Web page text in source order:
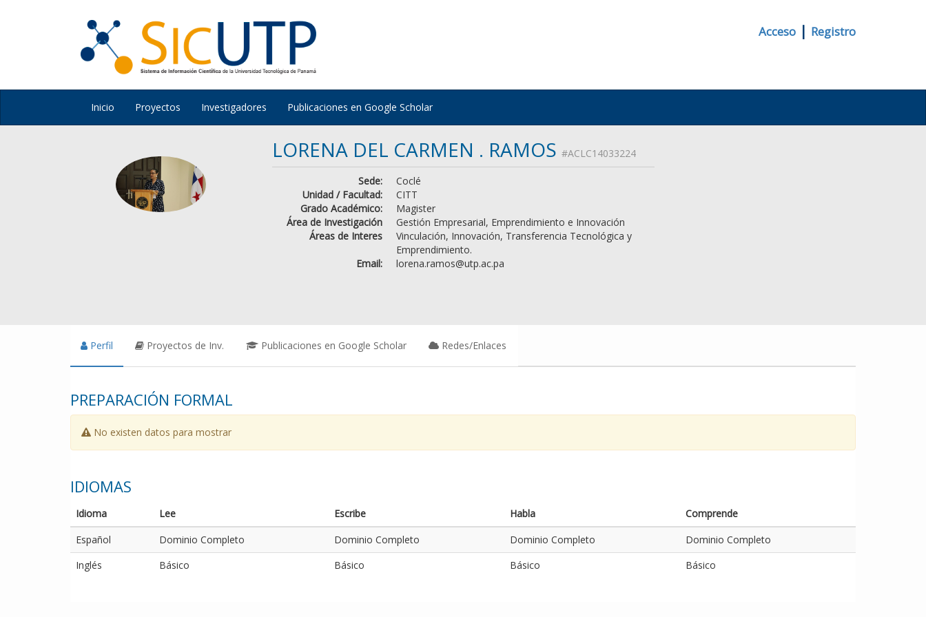
Acceso | Registro
Inicio Proyectos Investigadores Publicaciones en Google Scholar
LORENA DEL CARMEN . RAMOS #ACLC14033224
Sede:
Coclé
Unidad / Facultad:
CITT
Grado Académico:
Magister
Área de Investigación
Gestión Empresarial, Emprendimiento e Innovación
Áreas de Interes
Vinculación, Innovación, Transferencia Tecnológica y
Emprendimiento.
Email:
lorena.ramos@utp.ac.pa
Perfil Proyectos de Inv. Publicaciones en Google Scholar Redes/Enlaces
PREPARACIÓN FORMAL
No existen datos para mostrar
IDIOMAS
Idioma Lee Escribe Habla
Comprende
Español
Dominio Completo Dominio Completo Dominio Completo
Dominio Completo
Inglés
Básico Básico Básico Básico